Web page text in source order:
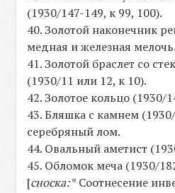
(1930/147-149, к 99, 100).
40. Золотой наконечник
медная и железная мелочь.
41. Золотой браслет со
(1930/11 или 12, к 10).
42. Золотое кольцо (1930/
43. Бляшка с камнем
серебряный лом.
44. Овальный аметист
45. Обломок меча (1930/
[сноска:* Соотнесение